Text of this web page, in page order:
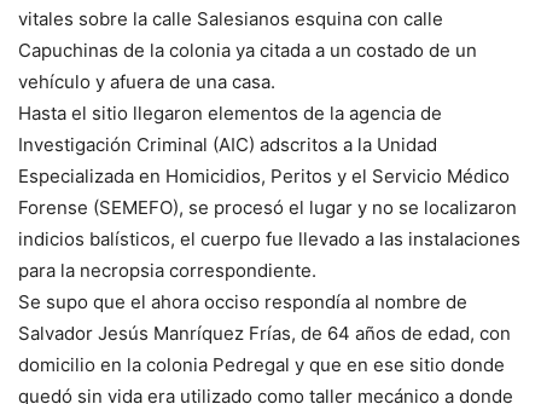
vitales sobre la calle Salesianos esquina con calle
Capuchinas de la colonia ya citada a un costado de un
vehículo y afuera de una casa.
Hasta el sitio llegaron elementos de la agencia de
Investigación Criminal (AIC) adscritos a la Unidad
Especializada en Homicidios, Peritos y el Servicio Médico
Forense (SEMEFO), se procesó el lugar y no se localizaron
indicios balísticos, el cuerpo fue llevado a las instalaciones
para la necropsia correspondiente.
Se supo que el ahora occiso respondía al nombre de
Salvador Jesús Manríquez Frías, de 64 años de edad, con
domicilio en la colonia Pedregal y que en ese sitio donde
quedó sin vida era utilizado como taller mecánico a donde